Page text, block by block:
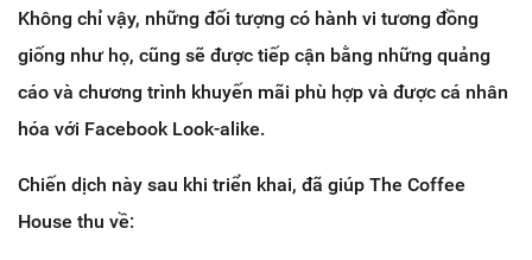
Không chỉ vậy, những đối tượng có hành vi tương đồng
giống như họ, cũng sẽ được tiếp cận bằng những quảng
cáo và chương trình khuyến mãi phù hợp và được cá nhân
hóa với Facebook Look-alike.
Chiến dịch này sau khi triển khai, đã giúp The Coffee
House thu về: